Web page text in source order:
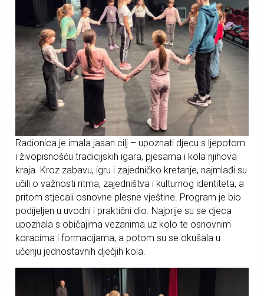
Radionica je imala jasan cilj – upoznati djecu s ljepotom
i živopisnošću tradicijskih igara, pjesama i kola njihova
kraja. Kroz zabavu, igru i zajedničko kretanje, najmlađi su
učili o važnosti ritma, zajedništva i kulturnog identiteta, a
pritom stjecali osnovne plesne vještine. Program je bio
podijeljen u uvodni i praktični dio. Najprije su se djeca
upoznala s običajima vezanima uz kolo te osnovnim
koracima i formacijama, a potom su se okušala u
učenju jednostavnih dječjih kola.